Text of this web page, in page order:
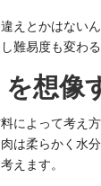
えとかはない
難易度も変わる
想像
によって考え
は柔らかく水
えます。